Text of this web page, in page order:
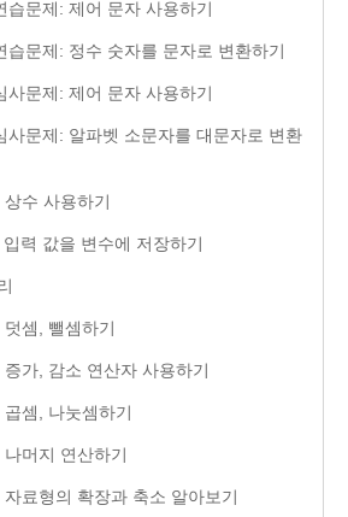
습문제: 제어 문자 사용하기
습문제: 정수 숫자를 문자로 변환하기
사문제: 제어 문자 사용하기
사문제: 알파벳 소문자를 대문자로 변환
수 사용하기
력 값을 변수에 저장하기
셈, 뺄셈하기
증가, 감소 연산자 사용하기
곱셈, 나눗셈하기
머지 연산하기
자료형의 확장과 축소 알아보기